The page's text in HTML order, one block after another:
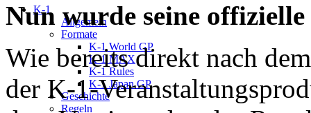
K-1
Allgemein
Formate
K-1 World GP
K-1 MAX
K-1 Rules
K-1 Japan GP
Geschichte
Regeln
Nun wurde seine
Wie bereits direkt nach
der K-1-